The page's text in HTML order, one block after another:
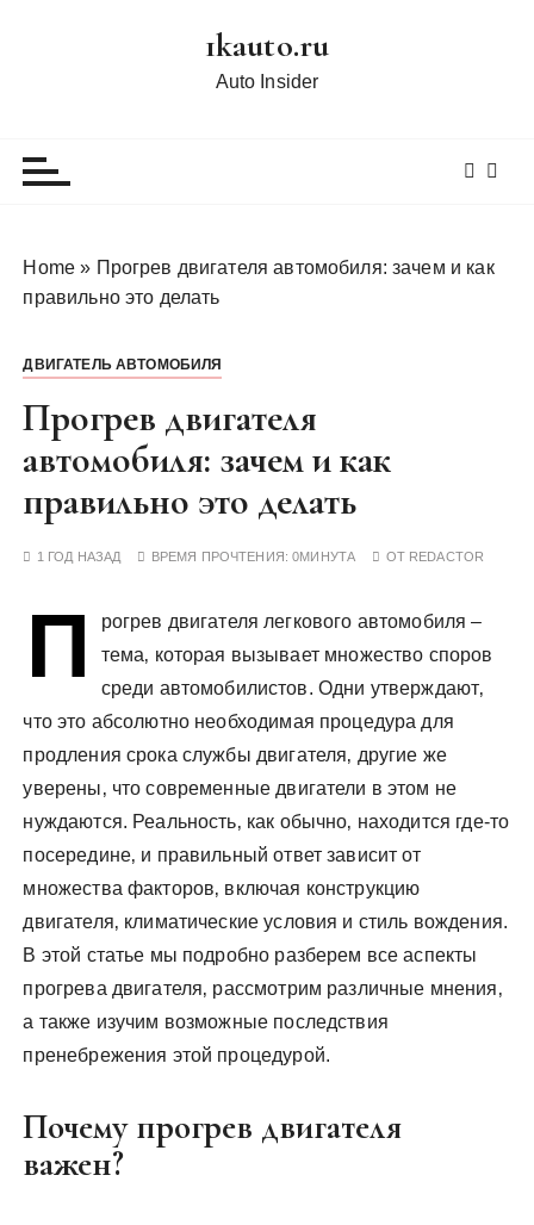
1kauto.ru
Auto Insider
Home » Прогрев двигателя автомобиля: зачем и как
правильно это делать
ДВИГАТЕЛЬ АВТОМОБИЛЯ
Прогрев двигателя
автомобиля: зачем и как
правильно это делать
1 ГОД НАЗАД ВРЕМЯ ПРОЧТЕНИЯ:0МИНУТА ОТ REDACTOR
П
рогрев двигателя легкового автомобиля –
тема‚ которая вызывает множество споров
среди автомобилистов. Одни утверждают‚
что это абсолютно необходимая процедура для
продления срока службы двигателя‚ другие же
уверены‚ что современные двигатели в этом не
нуждаются. Реальность‚ как обычно‚ находится где-то
посередине‚ и правильный ответ зависит от
множества факторов‚ включая конструкцию
двигателя‚ климатические условия и стиль вождения.
В этой статье мы подробно разберем все аспекты
прогрева двигателя‚ рассмотрим различные мнения‚
а также изучим возможные последствия
пренебрежения этой процедурой.
Почему прогрев двигателя
важен?